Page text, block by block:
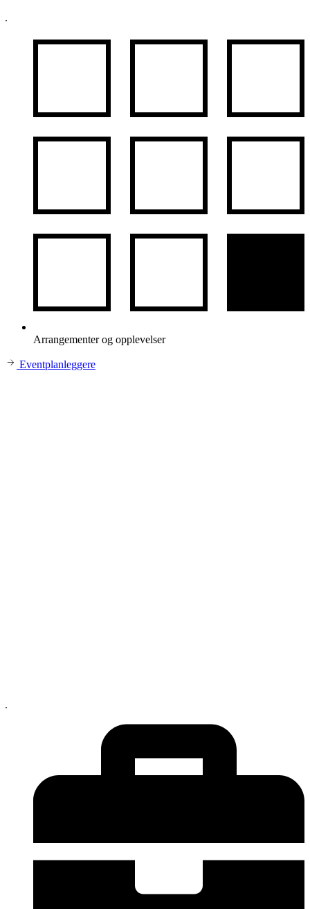
Arrangementer og opplevelser
Eventplanleggere